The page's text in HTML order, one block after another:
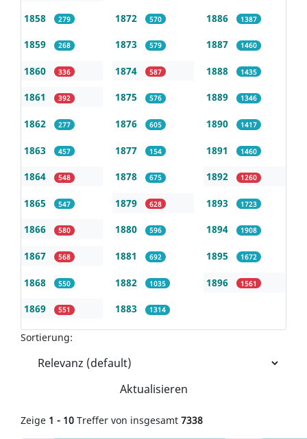
1858 279
1859 268
1860 336
1861 392
1862 277
1863 457
1864 548
1865 547
1866 580
1867 568
1868 550
1869 551
1872 570
1873 579
1874 587
1875 576
1876 605
1877 154
1878 675
1879 628
1880 596
1881 692
1882 1035
1883 1314
1886 1387
1887 1460
1888 1435
1889 1346
1890 1417
1891 1460
1892 1260
1893 1723
1894 1908
1895 1672
1896 1561
Sortierung:
Aktualisieren
Zeige 1 - 10 Treffer von insgesamt 7338